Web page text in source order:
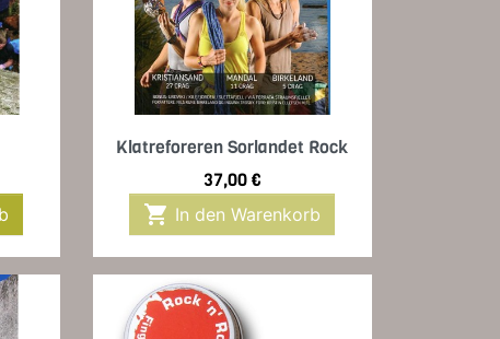
Vorschau
Klatreforeren Sorlandet Rock
Preis
37,00 €
 In den Warenkorb